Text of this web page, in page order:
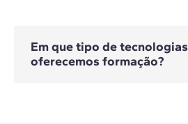
Em que tipo de tecnologias
oferecemos formação?